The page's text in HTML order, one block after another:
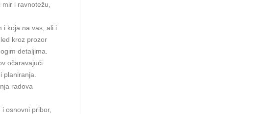
i ravnotežu,
i koja na vas, ali i
kroz prozor
detaljima.
očaravajući
radova
osnovni pribor,